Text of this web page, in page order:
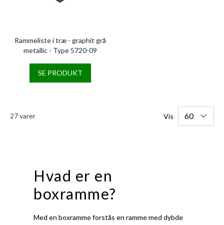
Rammeliste i træ - graphit grå
metallic - Type 5720-09
SE PRODUKT
27varer Vis
Hvad er en
boxramme?
Med en boxramme forstås en ramme med dybde